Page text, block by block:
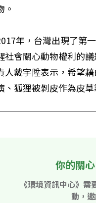
。
年，台灣出現了第
社會關心動物權利的
人戴宇陞表示，希望
、狐狸被剝皮作為皮
你的關
《環境資訊中心》
動，